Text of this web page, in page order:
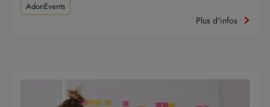
AdonEvents
Plus d'infos